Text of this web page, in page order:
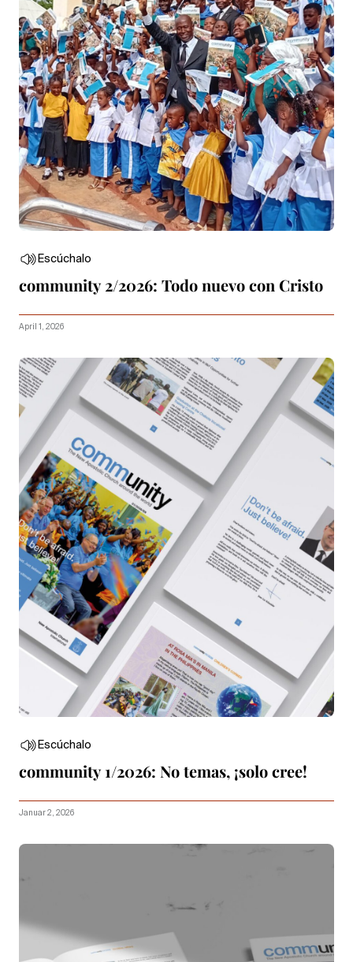
Escúchalo
community 2/2026: Todo nuevo con Cristo
April 1, 2026
Escúchalo
community 1/2026: No temas, ¡solo cree!
Januar 2, 2026